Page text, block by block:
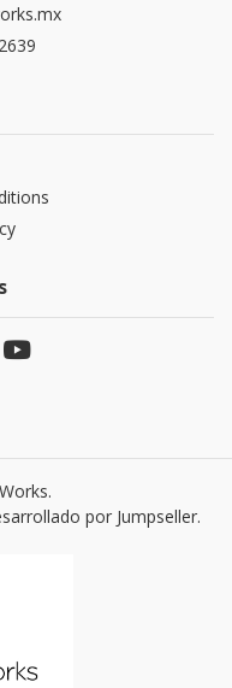
por Jumpseller.